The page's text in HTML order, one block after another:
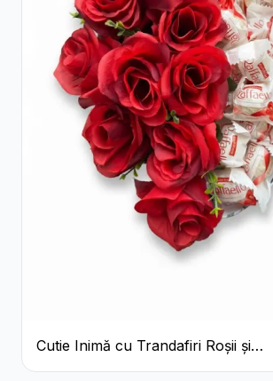
Cutie Inimă cu Trandafiri Roșii și
Raffaello